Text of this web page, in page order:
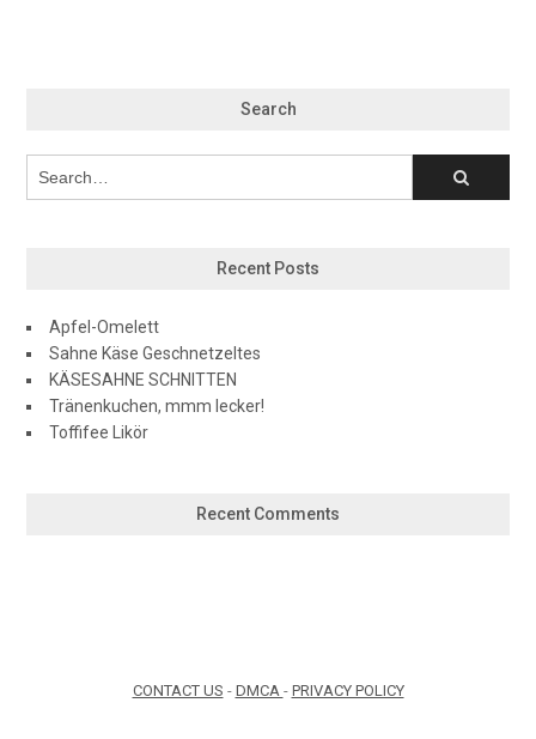
Search
Recent Posts
Apfel-Omelett
Sahne Käse Geschnetzeltes
KÄSESAHNE SCHNITTEN
Tränenkuchen, mmm lecker!
Toffifee Likör
Recent Comments
CONTACT US - DMCA - PRIVACY POLICY